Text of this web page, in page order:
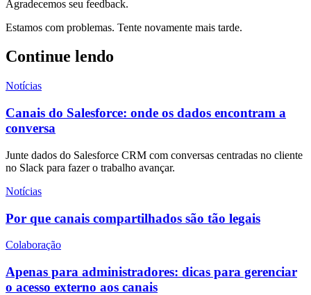
Agradecemos seu feedback.
Estamos com problemas. Tente novamente mais tarde.
Continue lendo
Notícias
Canais do Salesforce: onde os dados encontram a
conversa
Junte dados do Salesforce CRM com conversas centradas no cliente
no Slack para fazer o trabalho avançar.
Notícias
Por que canais compartilhados são tão legais
Colaboração
Apenas para administradores: dicas para gerenciar
o acesso externo aos canais